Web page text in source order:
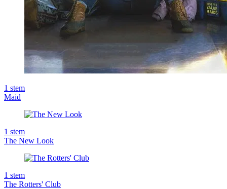
1 stem
Maid
1 stem
The New Look
1 stem
The Rotters' Club